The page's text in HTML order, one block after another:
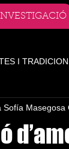
I
Deporte
Sofía Masegosa